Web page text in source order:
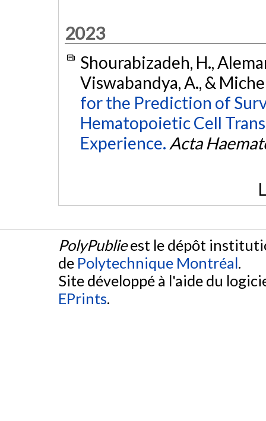
2023
Shourabizadeh, H.,
Viswabandya, A., &
for the Prediction of
Hematopoietic Cell
Experience. Acta
PolyPublieest le dépôt
de Polytechnique Montréal.
Site développé à l'aide du
EPrints.